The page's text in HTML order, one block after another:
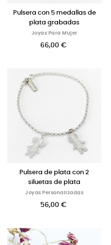
Pulsera con 5 medallas de
plata grabadas
Joyas Para Mujer
66,00 €
Pulsera de plata con 2
siluetas de plata
Joyas Personalizadas
56,00 €